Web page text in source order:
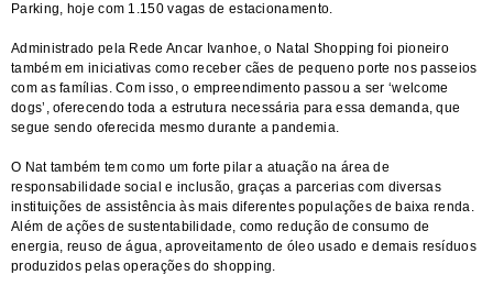
Parking, hoje com 1.150 vagas de estacionamento.
Administrado pela Rede Ancar Ivanhoe, o Natal Shopping foi pioneiro
também em iniciativas como receber cães de pequeno porte nos passeios
com as famílias. Com isso, o empreendimento passou a ser ‘welcome
dogs’, oferecendo toda a estrutura necessária para essa demanda, que
segue sendo oferecida mesmo durante a pandemia.
O Nat também tem como um forte pilar a atuação na área de
responsabilidade social e inclusão, graças a parcerias com diversas
instituições de assistência às mais diferentes populações de baixa renda.
Além de ações de sustentabilidade, como redução de consumo de
energia, reuso de água, aproveitamento de óleo usado e demais resíduos
produzidos pelas operações do shopping.